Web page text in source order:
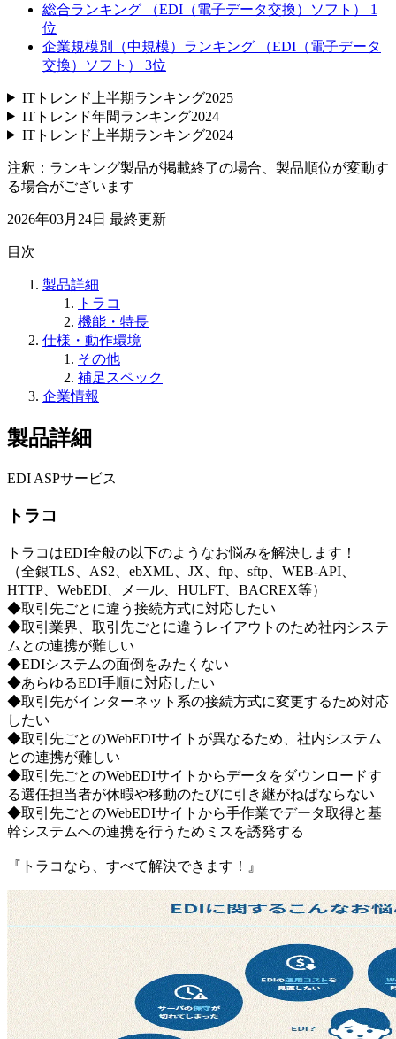
総合ランキング （EDI（電子データ交換）ソフト） 1
位
企業規模別（中規模）ランキング （EDI（電子データ
交換）ソフト） 3位
ITトレンド上半期ランキング2025
ITトレンド年間ランキング2024
ITトレンド上半期ランキング2024
注釈：ランキング製品が掲載終了の場合、製品順位が変動す
る場合がございます
2026年03月24日 最終更新
目次
製品詳細
トラコ
機能・特長
仕様・動作環境
その他
補足スペック
企業情報
製品詳細
EDI ASPサービス
トラコ
トラコはEDI全般の以下のようなお悩みを解決します！
（全銀TLS、AS2、ebXML、JX、ftp、sftp、WEB-API、
HTTP、WebEDI、メール、HULFT、BACREX等）
◆取引先ごとに違う接続方式に対応したい
◆取引業界、取引先ごとに違うレイアウトのため社内システ
ムとの連携が難しい
◆EDIシステムの面倒をみたくない
◆あらゆるEDI手順に対応したい
◆取引先がインターネット系の接続方式に変更するため対応
したい
◆取引先ごとのWebEDIサイトが異なるため、社内システム
との連携が難しい
◆取引先ごとのWebEDIサイトからデータをダウンロードす
る選任担当者が休暇や移動のたびに引き継がねばならない
◆取引先ごとのWebEDIサイトから手作業でデータ取得と基
幹システムへの連携を行うためミスを誘発する
『トラコなら、すべて解決できます！』